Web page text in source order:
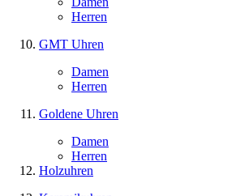
Herren
GMT Uhren
Damen
Herren
Goldene Uhren
Damen
Herren
Holzuhren